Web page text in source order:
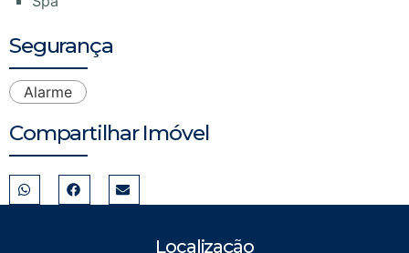
Segurança
Alarme
Compartilhar Imóvel
Localização